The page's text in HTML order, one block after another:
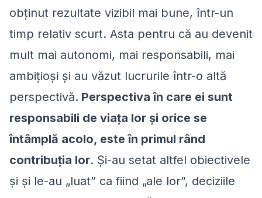
obținut rezultate vizibil mai bune, într-un
timp relativ scurt. Asta pentru că au devenit
mult mai autonomi, mai responsabili, mai
ambițioși și au văzut lucrurile într-o altă
perspectivă. Perspectiva în care ei sunt
responsabili de viața lor și orice se
întâmplă acolo, este în primul rând
contribuția lor. Și-au setat altfel obiectivele
și și le-au „luat” ca fiind „ale lor”, deciziile